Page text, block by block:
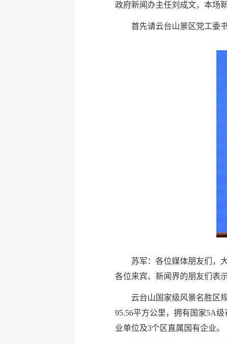
政府新闻办主任刘成文，本场
首先请云台山景区党工委
苏军：各位媒体朋友们，
各位来宾、新闻界的朋友们表
云台山国家级风景名胜区
95.56平方公里，拥有国家5A
业单位及3个区直属国有企业。